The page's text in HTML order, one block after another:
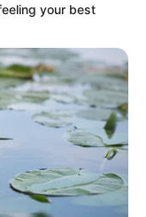
your best